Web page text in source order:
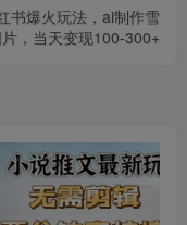
书爆火玩法，ai制作雪
，当天变现100-300+